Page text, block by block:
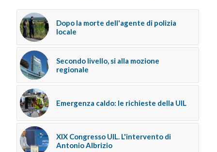
Dopo la morte dell'agente di polizia
locale
Secondo livello, si alla mozione
regionale
Emergenza caldo: le richieste della UIL
XIX Congresso UIL. L'intervento di
Antonio Albrizio